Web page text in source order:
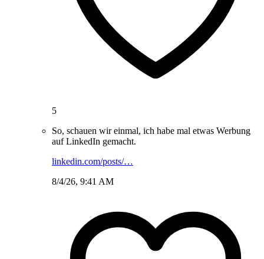
5
So, schauen wir einmal, ich habe mal etwas Werbung
auf LinkedIn gemacht.
linkedin.com/posts/…
8/4/26, 9:41 AM